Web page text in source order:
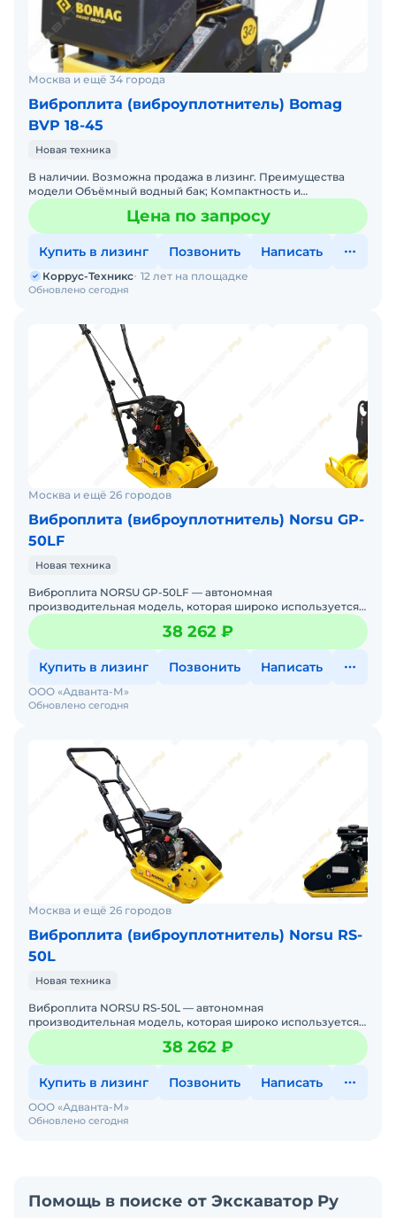
Москва и ещё 34 города
Виброплита (виброуплотнитель) Bomag
BVP 18-45
Новая техника
В наличии. Возможна продажа в лизинг. Преимущества
модели Объёмный водный бак; Компактность и
маневренность; Опорная плита с повышенной
износостойкостью.Цена по запросу
Купить в лизинг Позвонить Написать
Обновлено сегодня
Коррус-Техникс 12 лет на площадке
Москва и ещё 26 городов
Виброплита (виброуплотнитель) Norsu GP-
50LF
Новая техника
Виброплита NORSU GP-50LF — автономная
производительная модель, которая широко используется
дляуплотнения различных видов грунтов и дорожных
покрытий. Подх
38 262 ₽
Купить в лизинг Позвонить Написать
Обновлено сегодня
ООО «Адванта-М»
Москва и ещё 26 городов
Виброплита (виброуплотнитель) Norsu RS-
50L
Новая техника
Виброплита NORSU RS-50L — автономная
производительная модель, которая широко используется
дляуплотнения различных видов грунтов и дорожных
покрытий. Подхо
38 262 ₽
Купить в лизинг Позвонить Написать
Обновлено сегодня
ООО «Адванта-М»
Помощь в поиске от Экскаватор Ру